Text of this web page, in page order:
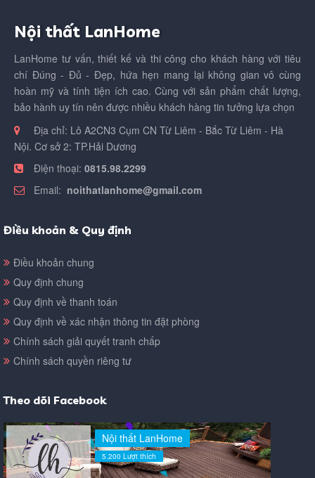
Nội thất LanHome
LanHome tư vấn, thiết kế và thi công cho khách hàng với tiêu
chí Đúng - Đủ - Đẹp, hứa hẹn mang lại không gian vô cùng
hoàn mỹ và tính tiện ích cao. Cùng với sản phẩm chất lượng,
bảo hành uy tín nên được nhiều khách hàng tin tưởng lựa chọn
Địa chỉ: Lô A2CN3 Cụm CN Từ Liêm - Bắc Từ Liêm - Hà
Nội. Cơ sở 2: TP.Hải Dương
Điện thoại: 0815.98.2299
Email: noithatlanhome@gmail.com
Điều khoản & Quy định
Điều khoản chung
Quy định chung
Quy định về thanh toán
Quy định về xác nhận thông tin đặt phòng
Chính sách giải quyết tranh chấp
Chính sách quyền riêng tư
Theo dõi Facebook
Nội thất LanHome
5.200 Lượt thích